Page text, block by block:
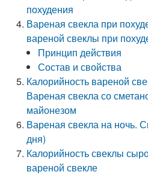
похудения
Вареная свекла при
вареной свеклы при
Принцип действия
Состав и свойства
Калорийность вареной
Вареная свекла со
майонезом
Вареная свекла на ночь.
дня)
Калорийность свеклы
вареной свекле